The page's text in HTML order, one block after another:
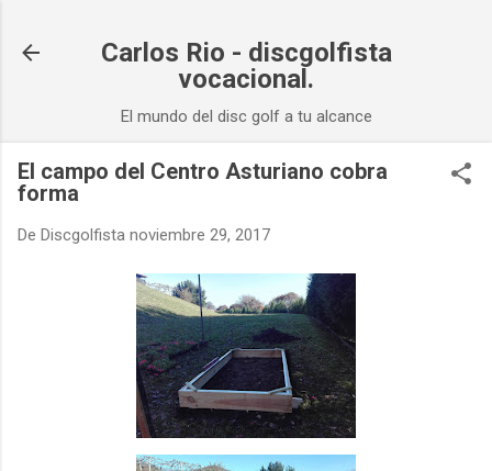
Carlos Rio - discgolfista
vocacional.
El mundo del disc golf a tu alcance
El campo del Centro Asturiano cobra
forma
De Discgolfista noviembre 29, 2017